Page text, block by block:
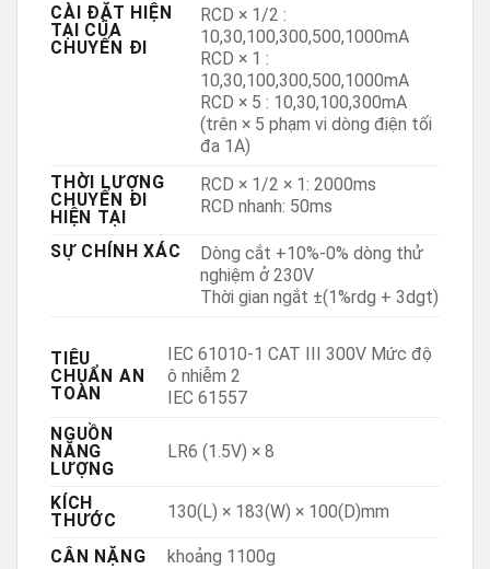
CÀI ĐẶT HIỆN
TẠI CỦA
CHUYẾN ĐI
RCD × 1/2 :
10,30,100,300,500,1000mA
RCD × 1 :
10,30,100,300,500,1000mA
RCD × 5 : 10,30,100,300mA
(trên × 5 phạm vi dòng điện tối
đa 1A)
THỜI LƯỢNG
CHUYẾN ĐI
HIỆN TẠI
RCD × 1/2 × 1: 2000ms
RCD nhanh: 50ms
SỰ CHÍNH XÁC
Dòng cắt +10%-0% dòng thử
nghiệm ở 230V
Thời gian ngắt ±(1%rdg + 3dgt)
TIÊU
CHUẨN AN
TOÀN
IEC 61010-1 CAT III 300V Mức độ
ô nhiễm 2
IEC 61557
NGUỒN
NĂNG
LƯỢNG
LR6 (1.5V) × 8
KÍCH
THƯỚC
130(L) × 183(W) × 100(D)mm
CÂN NẶNG khoảng 1100g